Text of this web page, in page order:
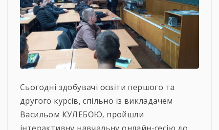
Сьогодні здобувачі освіти першого та
другого курсів, спільно із викладачем
Васильом КУЛЕБОЮ, пройшли
інтерактивну навчальну онлайн-сесію до